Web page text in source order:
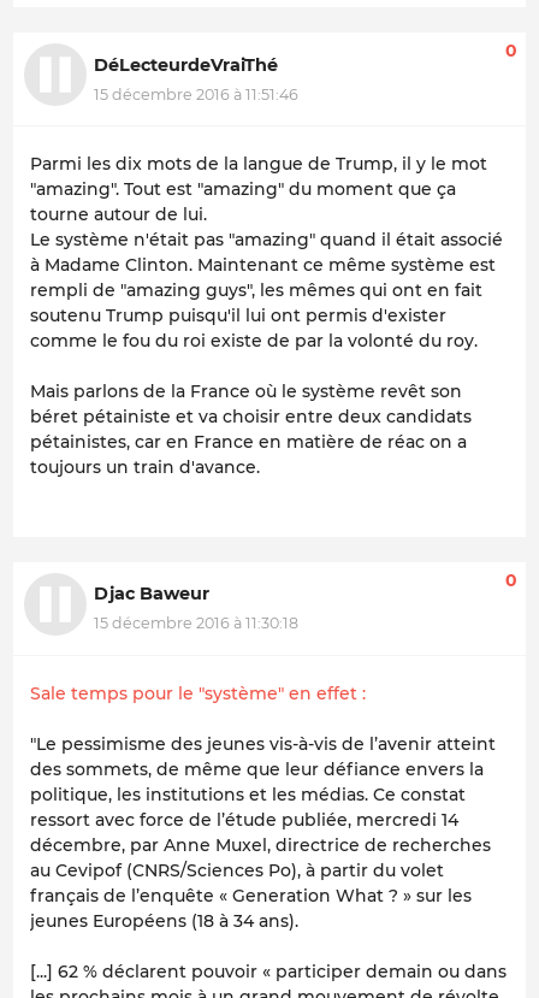
DéLecteurdeVraiThé
15 décembre 2016 à 11:51:46
0
Parmi les dix mots de la langue de Trump, il y le mot
"amazing". Tout est "amazing" du moment que ça
tourne autour de lui.
Le système n'était pas "amazing" quand il était associé
à Madame Clinton. Maintenant ce même système est
rempli de "amazing guys", les mêmes qui ont en fait
soutenu Trump puisqu'il lui ont permis d'exister
comme le fou du roi existe de par la volonté du roy.
Mais parlons de la France où le système revêt son
béret pétainiste et va choisir entre deux candidats
pétainistes, car en France en matière de réac on a
toujours un train d'avance.
Djac Baweur
15 décembre 2016 à 11:30:18
0
Sale temps pour le "système" en effet :
"Le pessimisme des jeunes vis-à-vis de l’avenir atteint
des sommets, de même que leur défiance envers la
politique, les institutions et les médias. Ce constat
ressort avec force de l’étude publiée, mercredi 14
décembre, par Anne Muxel, directrice de recherches
au Cevipof (CNRS/Sciences Po), à partir du volet
français de l’enquête « Generation What ? » sur les
jeunes Européens (18 à 34 ans).
[...] 62 % déclarent pouvoir « participer demain ou dans